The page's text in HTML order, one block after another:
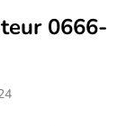
0666-